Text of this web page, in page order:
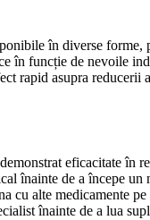
în diverse
în funcție de nevoile
rapid asupra
eficacitate în
înainte de a începe
cu alte medicamente
înainte de a lua